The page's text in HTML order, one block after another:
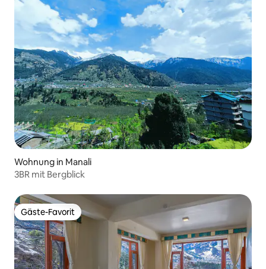
Wohnung in Manali
3BR mit Bergblick
Gäste-Favorit
Gäste-Favorit